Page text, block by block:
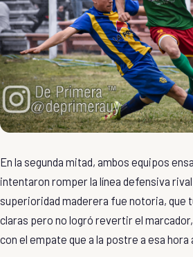
En la segunda mitad, ambos equipos
intentaron romper la línea defensiva
superioridad maderera fue notoria, que
claras pero no logró revertir el
con el empate que a la postre a esa hora